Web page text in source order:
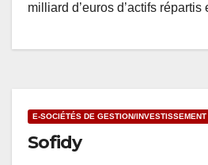
milliard d’euros d’actifs
E-SOCIÉTÉS DE GESTION/
Sofidy